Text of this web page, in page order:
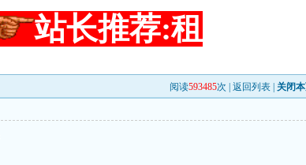
站长推荐:租
阅读593485次 | 返回列表 关闭